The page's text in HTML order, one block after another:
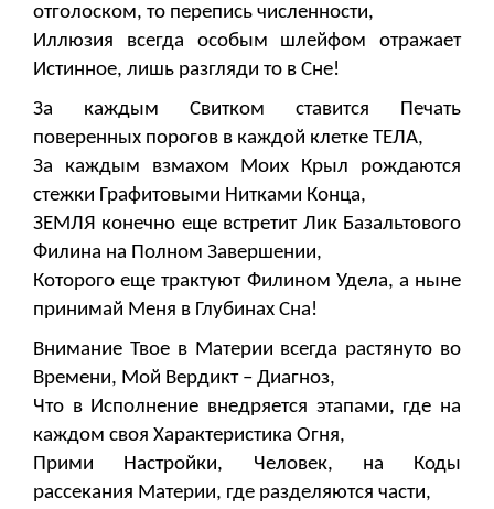
отголоском, то перепись численности,
Иллюзия всегда особым шлейфом отражает
Истинное, лишь разгляди то в Сне!
За каждым Свитком ставится Печать
поверенных порогов в каждой клетке ТЕЛА,
За каждым взмахом Моих Крыл рождаются
стежки Графитовыми Нитками Конца,
ЗЕМЛЯ конечно еще встретит Лик Базальтового
Филина на Полном Завершении,
Которого еще трактуют Филином Удела, а ныне
принимай Меня в Глубинах Сна!
Внимание Твое в Материи всегда растянуто во
Времени, Мой Вердикт – Диагноз,
Что в Исполнение внедряется этапами, где на
каждом своя Характеристика Огня,
Прими Настройки, Человек, на Коды
рассекания Материи, где разделяются части,